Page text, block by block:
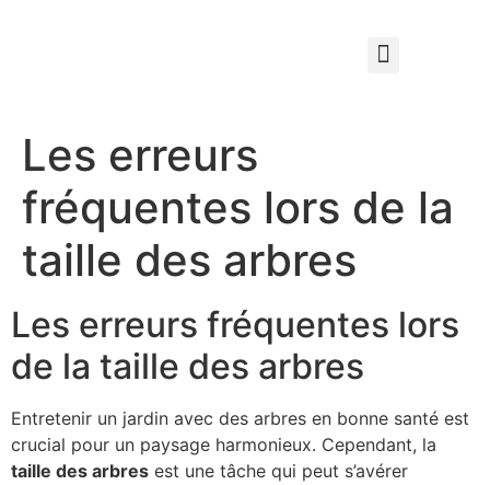
Les erreurs
fréquentes lors de la
taille des arbres
Les erreurs fréquentes lors
de la taille des arbres
Entretenir un jardin avec des arbres en bonne santé est
crucial pour un paysage harmonieux. Cependant, la
taille des arbres est une tâche qui peut s’avérer